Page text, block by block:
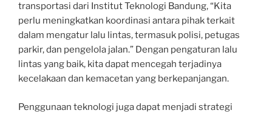
transportasi dari Institut Teknologi Bandung, “Kita
perlu meningkatkan koordinasi antara pihak terkait
dalam mengatur lalu lintas, termasuk polisi, petugas
parkir, dan pengelola jalan.” Dengan pengaturan lalu
lintas yang baik, kita dapat mencegah terjadinya
kecelakaan dan kemacetan yang berkepanjangan.
Penggunaan teknologi juga dapat menjadi strategi